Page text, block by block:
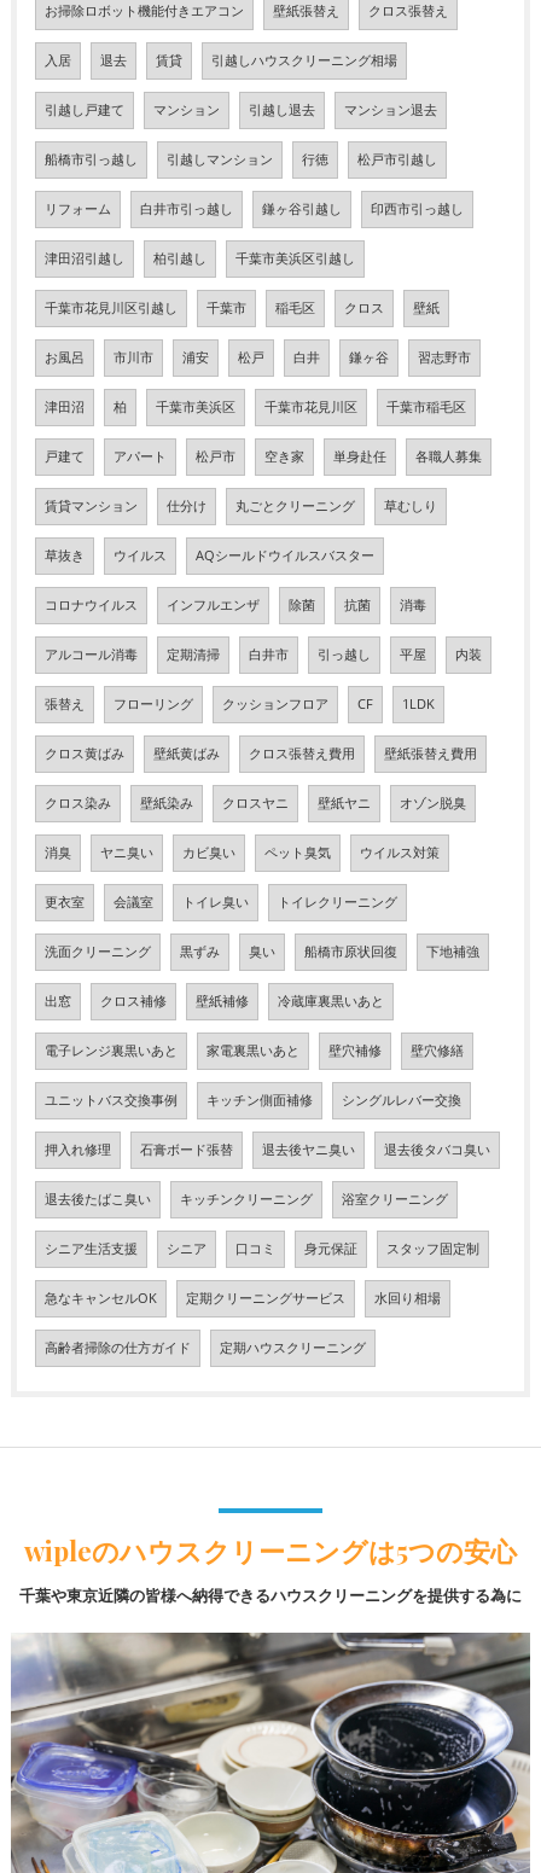
お掃除ロボット機能付きエアコン 壁紙張替え クロス張替え
入居 退去 賃貸 引越しハウスクリーニング相場
引越し戸建て マンション 引越し退去 マンション退去
船橋市引っ越し 引越しマンション 行徳 松戸市引越し
リフォーム 白井市引っ越し 鎌ヶ谷引越し 印西市引っ越し
津田沼引越し 柏引越し 千葉市美浜区引越し
千葉市花見川区引越し 千葉市 稲毛区 クロス 壁紙
お風呂 市川市 浦安 松戸 白井 鎌ヶ谷 習志野市
津田沼 柏 千葉市美浜区 千葉市花見川区 千葉市稲毛区
戸建て アパート 松戸市 空き家 単身赴任 各職人募集
賃貸マンション 仕分け 丸ごとクリーニング 草むしり
草抜き ウイルス AQシールドウイルスバスター
コロナウイルス インフルエンザ 除菌 抗菌 消毒
アルコール消毒 定期清掃 白井市 引っ越し 平屋 内装
張替え フローリング クッションフロア CF 1LDK
クロス黄ばみ 壁紙黄ばみ クロス張替え費用 壁紙張替え費用
クロス染み 壁紙染み クロスヤニ 壁紙ヤニ オゾン脱臭
消臭 ヤニ臭い カビ臭い ペット臭気 ウイルス対策
更衣室 会議室 トイレ臭い トイレクリーニング
洗面クリーニング 黒ずみ 臭い 船橋市原状回復 下地補強
出窓 クロス補修 壁紙補修 冷蔵庫裏黒いあと
電子レンジ裏黒いあと 家電裏黒いあと 壁穴補修 壁穴修繕
ユニットバス交換事例 キッチン側面補修 シングルレバー交換
押入れ修理 石膏ボード張替 退去後ヤニ臭い 退去後タバコ臭い
退去後たばこ臭い キッチンクリーニング 浴室クリーニング
シニア生活支援 シニア 口コミ 身元保証 スタッフ固定制
急なキャンセルOK 定期クリーニングサービス 水回り相場
高齢者掃除の仕方ガイド 定期ハウスクリーニング
wipleのハウスクリーニングは5つの安心
千葉や東京近隣の皆様へ納得できるハウスクリーニングを提供する為に